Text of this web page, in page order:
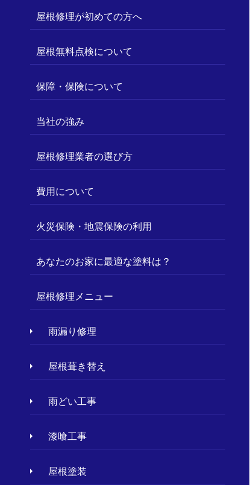
屋根修理が初めての方へ
屋根無料点検について
保障・保険について
当社の強み
屋根修理業者の選び方
費用について
火災保険・地震保険の利用
あなたのお家に最適な塗料は？
屋根修理メニュー
雨漏り修理
屋根葺き替え
雨どい工事
漆喰工事
屋根塗装